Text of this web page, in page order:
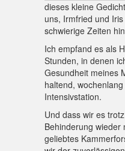
dieses kleine
uns, Irmfried und
schwierige Zeiten
Ich empfand es als
Stunden, in denen
Gesundheit meines
haltend,
Intensivstation.
Und dass wir es
Behinderung wieder
geliebtes